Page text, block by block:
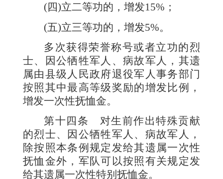
(四)立二等功的，增发15% ；
(五)立三等功的，增发5%。
多次获得荣誉称号或者立功的烈
士、因公牺牲军人、病故军人，其遗
属由县级人民政府退役军人事务部门
按照其中最高等级奖励的增发比例，
增发一次性抚恤金。
第十四条 对生前作出特殊贡献
的烈士、因公牺牲军人、病故军人，
除按照本条例规定发给其遗属一次性
抚恤金外，军队可以按照有关规定发
给其遗属一次性特别抚恤金。